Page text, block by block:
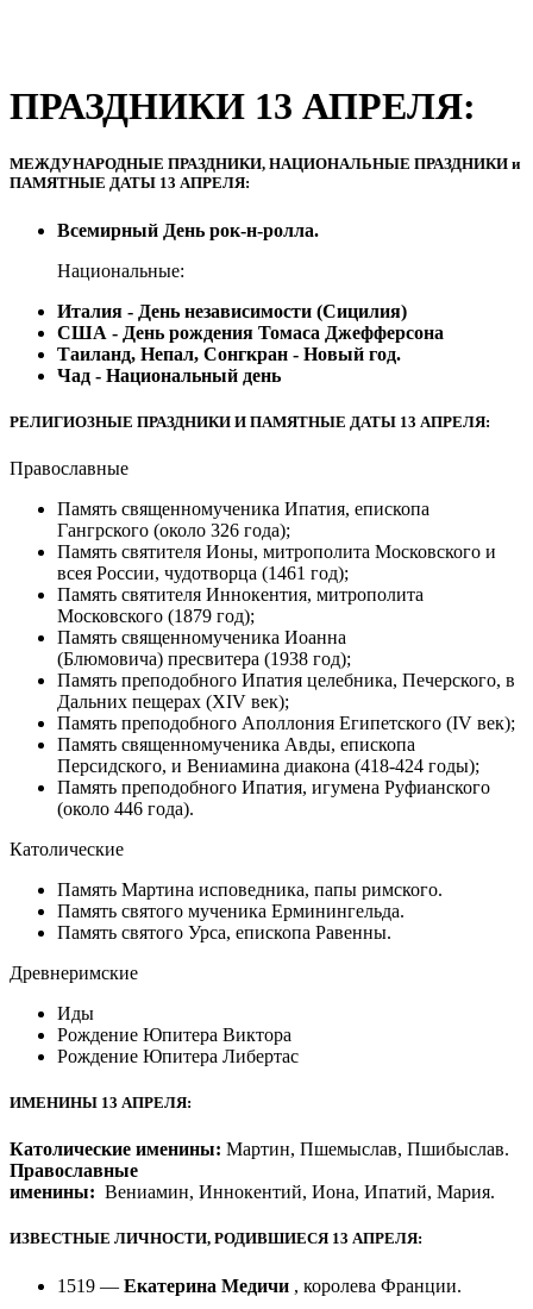
ПРАЗДНИКИ 13 АПРЕЛЯ:
МЕЖДУНАРОДНЫЕ ПРАЗДНИКИ, НАЦИОНАЛЬНЫЕ ПРАЗДНИКИ и
ПАМЯТНЫЕ ДАТЫ 13 АПРЕЛЯ:
Всемирный День рок-н-ролла.
Национальные:
Италия - День независимости (Сицилия)
США - День рождения Томаса Джефферсона
Таиланд, Непал, Сонгкран - Новый год.
Чад - Национальный день
РЕЛИГИОЗНЫЕ ПРАЗДНИКИ И ПАМЯТНЫЕ ДАТЫ 13 АПРЕЛЯ:
Православные
Память священномученика Ипатия, епископа
Гангрского (около 326 года);
Память святителя Ионы, митрополита Московского и
всея России, чудотворца (1461 год);
Память святителя Иннокентия, митрополита
Московского (1879 год);
Память священномученика Иоанна
(Блюмовича) пресвитера (1938 год);
Память преподобного Ипатия целебника, Печерского, в
Дальних пещерах (XIV век);
Память преподобного Аполлония Египетского (IV век);
Память священномученика Авды, епископа
Персидского, и Вениамина диакона (418-424 годы);
Память преподобного Ипатия, игумена Руфианского
(около 446 года).
Католические
Память Мартина исповедника, папы римского.
Память святого мученика Ерминингельда.
Память святого Урса, епископа Равенны.
Древнеримские
Иды
Рождение Юпитера Виктора
Рождение Юпитера Либертас
ИМЕНИНЫ 13 АПРЕЛЯ:
Католические именины: Мартин, Пшемыслав, Пшибыслав.
Православные
именины: Вениамин, Иннокентий, Иона, Ипатий, Мария.
ИЗВЕСТНЫЕ ЛИЧНОСТИ, РОДИВШИЕСЯ 13 АПРЕЛЯ:
1519 — Екатерина Медичи , королева Франции.